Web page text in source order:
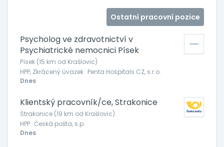
Ostatní pracovní pozice
Psycholog ve zdravotnictví v
Psychiatrické nemocnici Písek
Písek (15 km od Krašlovic)
HPP, Zkrácený úvazek · Penta Hospitals CZ, s.r.o.
Dnes
Klientský pracovník/ce, Strakonice
Strakonice (19 km od Krašlovic)
HPP · Česká pošta, s.p.
Dnes